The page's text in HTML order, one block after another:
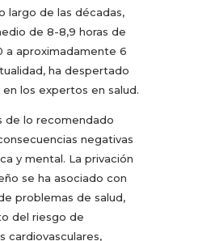
largo de las décadas,
de 8-8,9 horas de
a aproximadamente 6
ha despertado
los expertos en salud.
de lo recomendado
negativas
y mental. La privación
se ha asociado con
problemas de salud,
del riesgo de
cardiovasculares,